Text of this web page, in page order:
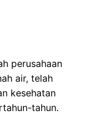
perusahaan
air, telah
kesehatan
tahun.